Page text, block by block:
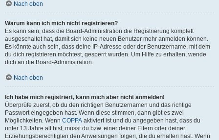
Nach oben
Warum kann ich mich nicht registrieren?
Es kann sein, dass die Board-Administration die Registrierung komplett
ausgeschaltet hat, damit sich keine neuen Benutzer mehr anmelden können.
Es könnte auch sein, dass deine IP-Adresse oder der Benutzername, mit dem
du dich registrieren möchtest, gesperrt wurden. Um Hilfe zu erhalten, wende
dich an die Board-Administration.
Nach oben
Ich habe mich registriert, kann mich aber nicht anmelden!
Überprüfe zuerst, ob du den richtigen Benutzernamen und das richtige
Passwort eingegeben hast. Wenn diese stimmen, dann gibt es zwei
Möglichkeiten. Wenn COPPA aktiviert ist und du angegeben hast, dass du
unter 13 Jahre alt bist, musst du bzw. einer deiner Eltern oder deiner
Erziehungsberechtigten den Anweisungen folgen, die du erhalten hast. Wenn